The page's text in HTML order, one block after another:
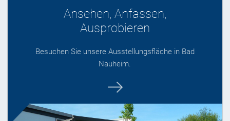
Ansehen, Anfassen,
Ausprobieren
Besuchen Sie unsere Ausstellungsfläche in Bad
Nauheim.